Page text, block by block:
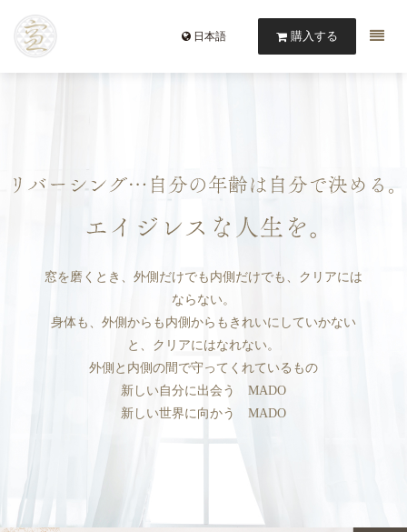
日本語 購入する
窓を磨くとき、外側だけでも内側だけでも、クリアには
ならない。
身体も、外側からも内側からもきれいにしていかない
と、クリアにはなれない。
外側と内側の間で守ってくれているもの
新しい自分に出会う MADO
新しい世界に向かう MADO